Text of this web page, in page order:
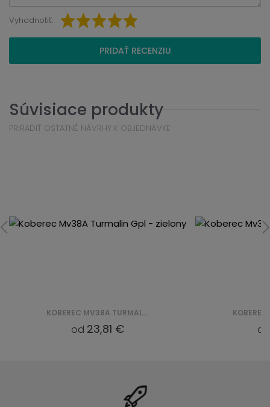
Vyhodnotiť:
PRIDAŤ RECENZIU
Súvisiace produkty
PRIRADIŤ OSTATNÉ NÁVRHY K OBJEDNÁVKE
KOBEREC MV36A TURMALIN GPL - ZIELONY
od23,81 €